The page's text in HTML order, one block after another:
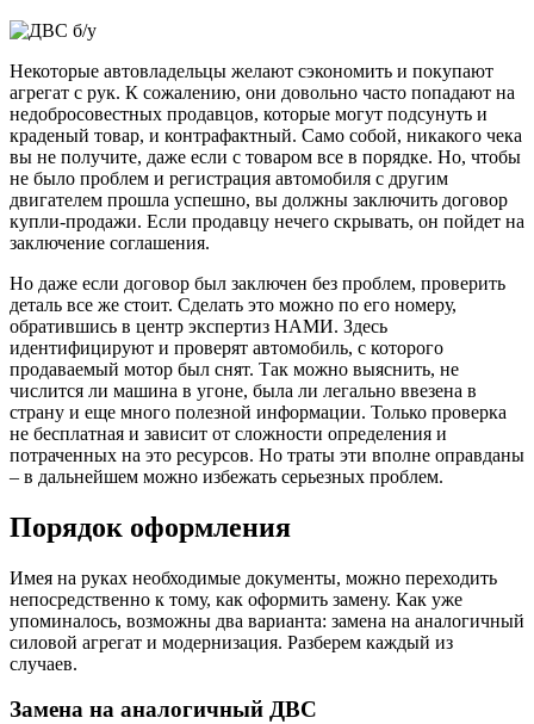
Некоторые автовладельцы желают сэкономить и покупают
агрегат с рук. К сожалению, они довольно часто попадают на
недобросовестных продавцов, которые могут подсунуть и
краденый товар, и контрафактный. Само собой, никакого чека
вы не получите, даже если с товаром все в порядке. Но, чтобы
не было проблем и регистрация автомобиля с другим
двигателем прошла успешно, вы должны заключить договор
купли-продажи. Если продавцу нечего скрывать, он пойдет на
заключение соглашения.
Но даже если договор был заключен без проблем, проверить
деталь все же стоит. Сделать это можно по его номеру,
обратившись в центр экспертиз НАМИ. Здесь
идентифицируют и проверят автомобиль, с которого
продаваемый мотор был снят. Так можно выяснить, не
числится ли машина в угоне, была ли легально ввезена в
страну и еще много полезной информации. Только проверка
не бесплатная и зависит от сложности определения и
потраченных на это ресурсов. Но траты эти вполне оправданы
– в дальнейшем можно избежать серьезных проблем.
Порядок оформления
Имея на руках необходимые документы, можно переходить
непосредственно к тому, как оформить замену. Как уже
упоминалось, возможны два варианта: замена на аналогичный
силовой агрегат и модернизация. Разберем каждый из
случаев.
Замена на аналогичный ДВС